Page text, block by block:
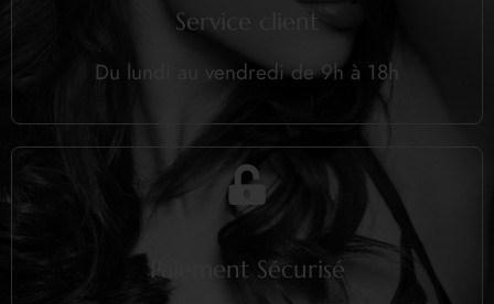
Service client
Du lundi au vendredi de 9h à 18h
Paiement Sécurisé